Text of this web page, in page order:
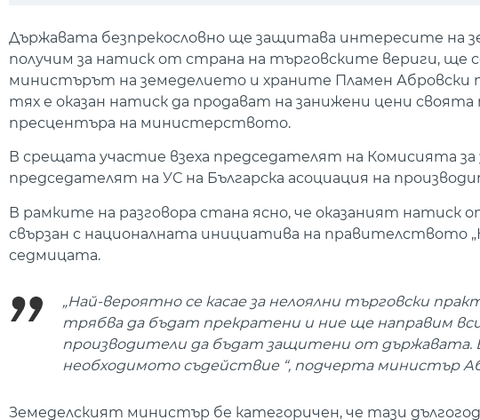
Държавата безпрекословно ще защитава интересите на
получим за натиск от страна на търговските вериги, ще
министърът на земеделието и храните Пламен Абровски
тях е оказан натиск да продават на занижени цени
пресцентъра на министерството.
В срещата участие взеха председателят на Комисията
председателят на УС на Българска асоциация на
В рамките на разговора стана ясно, че оказаният натиск
свързан с националната инициатива на правителството
седмицата.
„Най-вероятно се касае за нелоялни търговски
трябва да бъдат прекратени и ние ще направим
производители да бъдат защитени от
необходимото съдействие “, подчерта министър
Земеделският министър бе категоричен, че тази